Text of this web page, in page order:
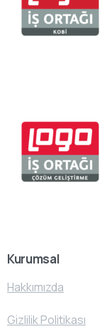
Kurumsal
Hakkımızda
Gizlilik Politikası